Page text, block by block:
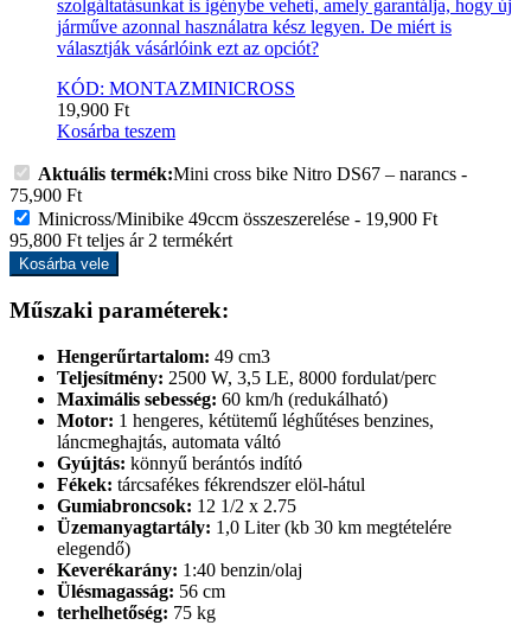
szolgáltatásunkat is igénybe veheti, amely garantálja, hogy új
járműve azonnal használatra kész legyen. De miért is
választják vásárlóink ezt az opciót?
KÓD: MONTAZMINICROSS
19,900 Ft
Kosárba teszem
Aktuális termék:Mini cross bike Nitro DS67 – narancs -
75,900 Ft
Minicross/Minibike 49ccm összeszerelése - 19,900 Ft
95,800 Ft teljes ár 2 termékért
Kosárba vele
Műszaki paraméterek:
Hengerűrtartalom: 49 cm3
Teljesítmény: 2500 W, 3,5 LE, 8000 fordulat/perc
Maximális sebesség: 60 km/h (redukálható)
Motor: 1 hengeres, kétütemű léghűtéses benzines,
láncmeghajtás, automata váltó
Gyújtás: könnyű berántós indító
Fékek: tárcsafékes fékrendszer elöl-hátul
Gumiabroncsok: 12 1/2 x 2.75
Üzemanyagtartály: 1,0 Liter (kb 30 km megtételére
elegendő)
Keverékarány: 1:40 benzin/olaj
Ülésmagasság: 56 cm
terhelhetőség: 75 kg